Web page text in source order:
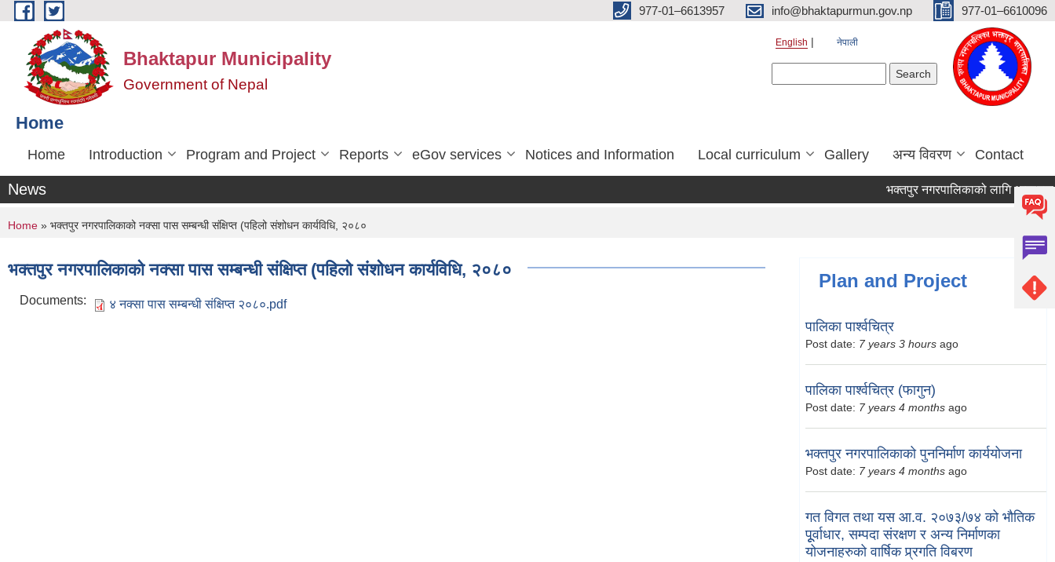
Skip to main content 977-01–6613957 info@bhaktapurmun.gov.np 977-01–6610096
Bhaktapur Municipality
Government of Nepal
English नेपाली
Home
Home Introduction Program and Project Reports eGov services Notices and Information Local curriculum Gallery अन्य विवरण Contact
News भक्तपुर नगरपालिकाको लागि आवश्यक
You are here
Home » भक्तपुर नगरपालिकाको नक्सा पास सम्बन्धी संक्षिप्त (पहिलो संशोधन कार्यविधि, २०८०
भक्तपुर नगरपालिकाको नक्सा पास सम्बन्धी संक्षिप्त (पहिलो संशोधन कार्यविधि, २०८०
Documents: ४ नक्सा पास सम्बन्धी संक्षिप्त २०८०.pdf
Plan and Project
पालिका पार्श्वचित्र
Post date: 7 years 3 hours ago
पालिका पार्श्वचित्र (फागुन)
Post date: 7 years 4 months ago
भक्तपुर नगरपालिकाको पुननिर्माण कार्ययोजना
Post date: 7 years 4 months ago
गत विगत तथा यस आ.व. २०७३/७४ को भौतिक
पूूर्वाधार, सम्पदा संरक्षण र अन्य निर्माणका
योजनाहरुको वार्षिक प्र्रगति विबरण